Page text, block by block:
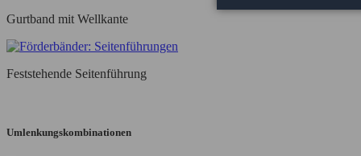
Gurtband mit Wellkante
Feststehende Seitenführung
Umlenkungskombinationen